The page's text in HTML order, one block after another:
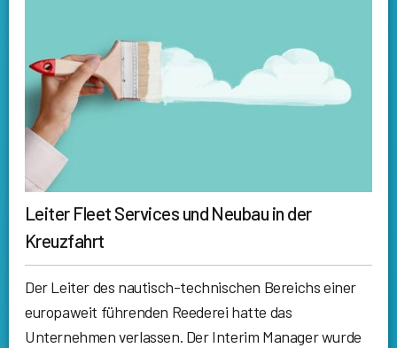
Leiter Fleet Services und Neubau in der
Kreuzfahrt
Der Leiter des nautisch-technischen Bereichs einer
europaweit führenden Reederei hatte das
Unternehmen verlassen. Der Interim Manager wurde